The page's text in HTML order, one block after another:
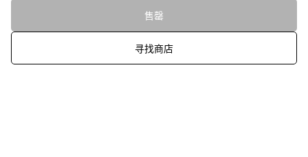
售罄
寻找商店